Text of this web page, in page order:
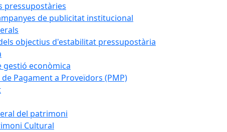
pressupostàries
de publicitat institucional
objectius d'estabilitat pressupostària
gestió econòmica
Pagament a Proveïdors (PMP)
del patrimoni
Cultural